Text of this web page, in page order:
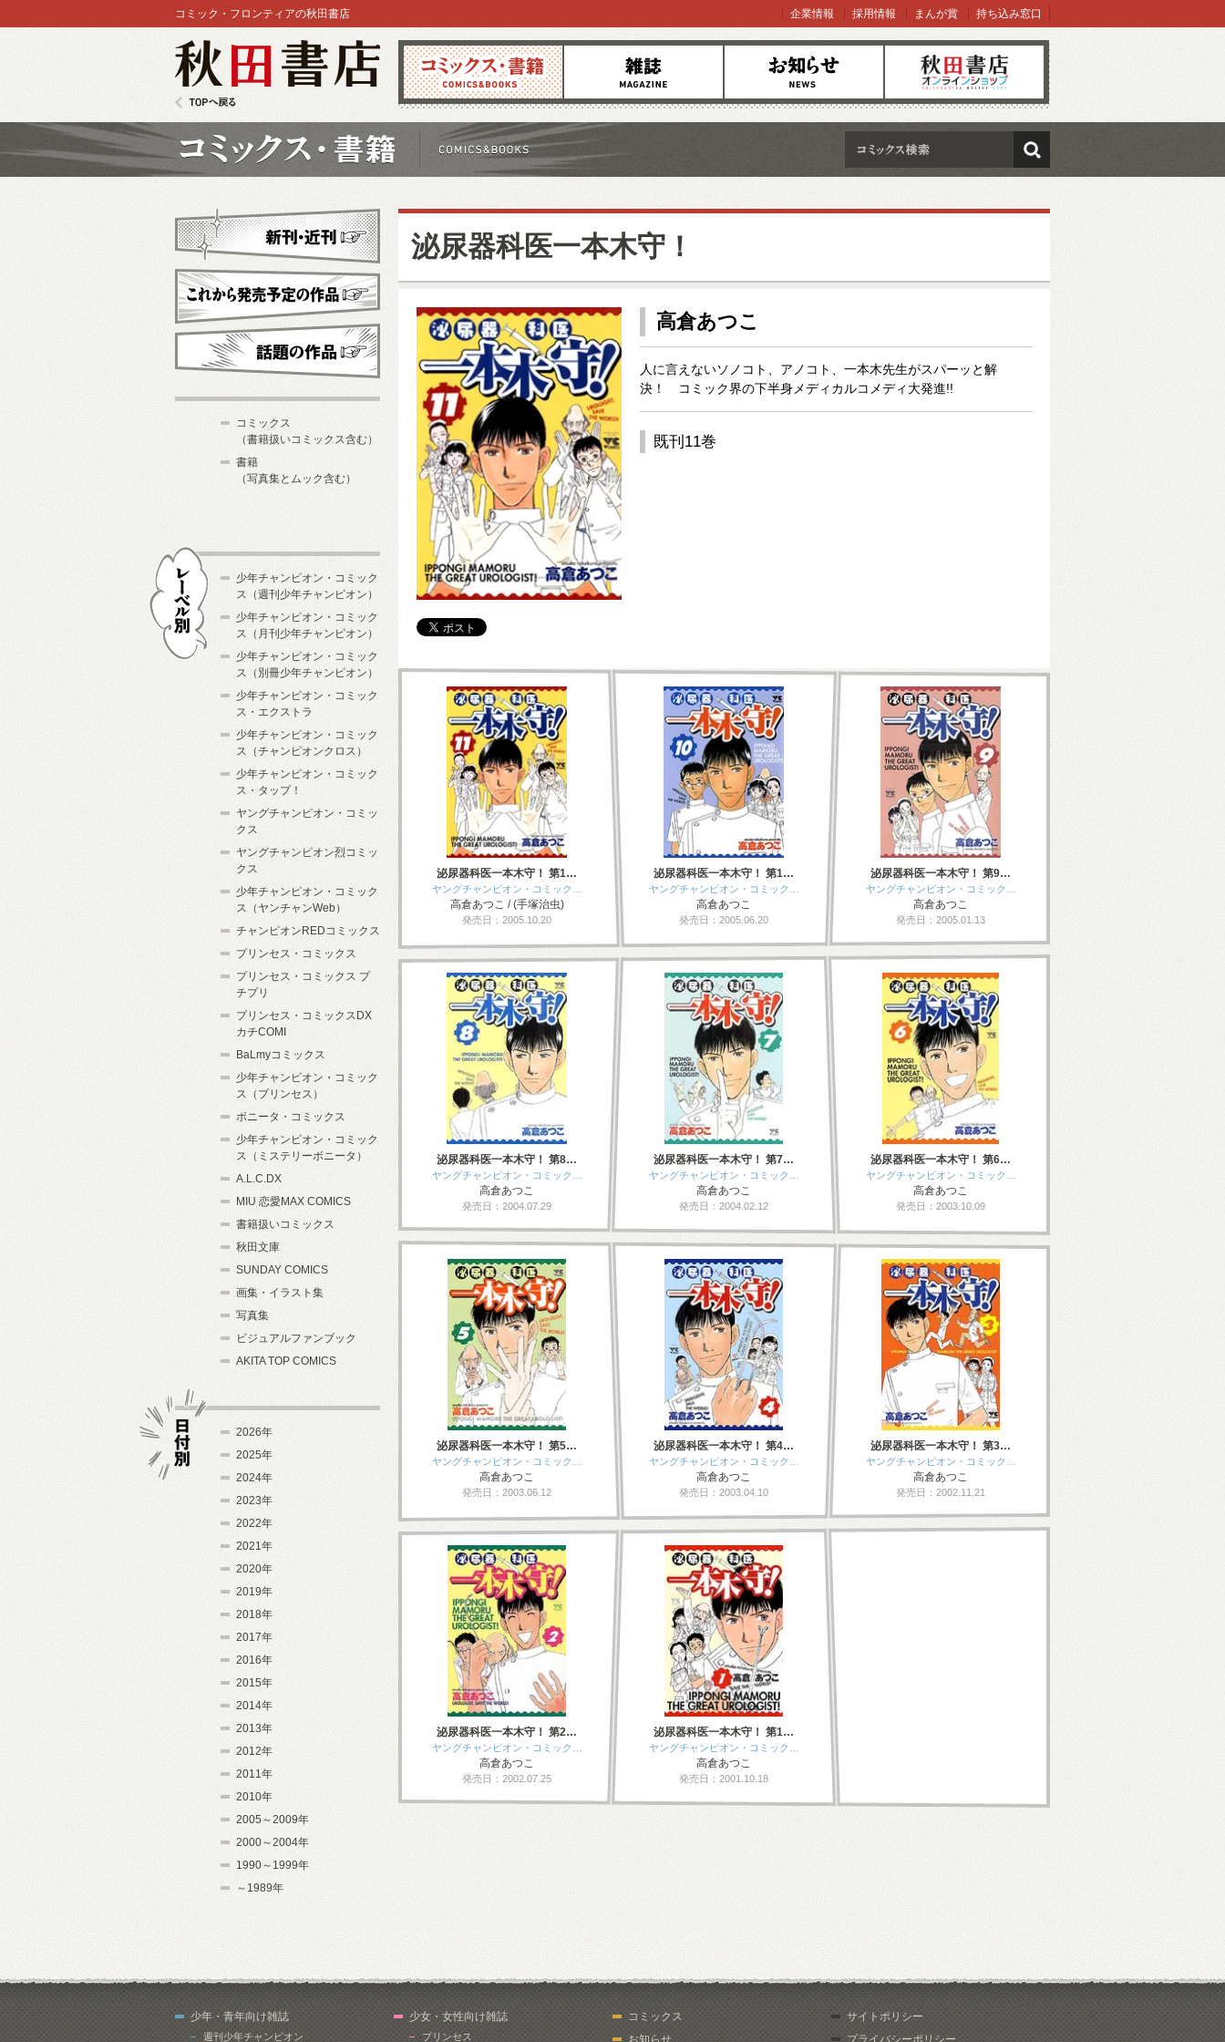
コミックス 雑誌 お知らせ オンラインショップ
コミック・フロンティアの秋田書店 企業情報 採用情報 まんが賞 持ち込み窓口
検索
泌尿器科医一本木守！
高倉あつこ
人に言えないソノコト、アノコト、一本木先生がスパーッと解
決！ コミック界の下半身メディカルコメディ大発進!!
既刊11巻
泌尿器科医一本木守！ 第1…
ヤングチャンピオン・コミック…
高倉あつこ / (手塚治虫)
発売日：2005.10.20
泌尿器科医一本木守！ 第1…
ヤングチャンピオン・コミック…
高倉あつこ
発売日：2005.06.20
泌尿器科医一本木守！ 第9…
ヤングチャンピオン・コミック…
高倉あつこ
発売日：2005.01.13
泌尿器科医一本木守！ 第8…
ヤングチャンピオン・コミック…
高倉あつこ
発売日：2004.07.29
泌尿器科医一本木守！ 第7…
ヤングチャンピオン・コミック…
高倉あつこ
発売日：2004.02.12
泌尿器科医一本木守！ 第6…
ヤングチャンピオン・コミック…
高倉あつこ
発売日：2003.10.09
泌尿器科医一本木守！ 第5…
ヤングチャンピオン・コミック…
高倉あつこ
発売日：2003.06.12
泌尿器科医一本木守！ 第4…
ヤングチャンピオン・コミック…
高倉あつこ
発売日：2003.04.10
泌尿器科医一本木守！ 第3…
ヤングチャンピオン・コミック…
高倉あつこ
発売日：2002.11.21
泌尿器科医一本木守！ 第2…
ヤングチャンピオン・コミック…
高倉あつこ
発売日：2002.07.25
泌尿器科医一本木守！ 第1…
ヤングチャンピオン・コミック…
高倉あつこ
発売日：2001.10.18
新刊・近刊
これから発売予定
コミックス
（書籍扱いコミックス含む）
書籍
（写真集とムック含む）
少年チャンピオン・コミック
ス（週刊少年チャンピオン）
少年チャンピオン・コミック
ス（月刊少年チャンピオン）
少年チャンピオン・コミック
ス（別冊少年チャンピオン）
少年チャンピオン・コミック
ス・エクストラ
少年チャンピオン・コミック
ス（チャンピオンクロス）
少年チャンピオン・コミック
ス・タップ！
ヤングチャンピオン・コミッ
クス
ヤングチャンピオン烈コミッ
クス
少年チャンピオン・コミック
ス（ヤンチャンWeb）
チャンピオンREDコミックス
プリンセス・コミックス
プリンセス・コミックス プ
チプリ
プリンセス・コミックスDX
カチCOMI
BaLmyコミックス
少年チャンピオン・コミック
ス（プリンセス）
ボニータ・コミックス
少年チャンピオン・コミック
ス（ミステリーボニータ）
A.L.C.DX
MIU 恋愛MAX COMICS
書籍扱いコミックス
秋田文庫
SUNDAY COMICS
画集・イラスト集
写真集
ビジュアルファンブック
AKITA TOP COMICS
2026年
2025年
2024年
2023年
2022年
2021年
2020年
2019年
2018年
2017年
2016年
2015年
2014年
2013年
2012年
2011年
2010年
2005～2009年
2000～2004年
1990～1999年
～1989年
少年・青年向け雑誌
週刊少年チャンピオン
少女・女性向け雑誌
プリンセス
コミックス
お知らせ
サイトポリシー
プライバシーポリシー